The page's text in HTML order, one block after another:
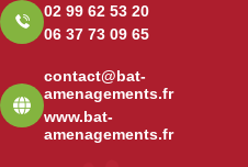
02 99 62 53 20
06 37 73 09 65
contact@bat-
amenagements.fr
www.bat-
amenagements.fr